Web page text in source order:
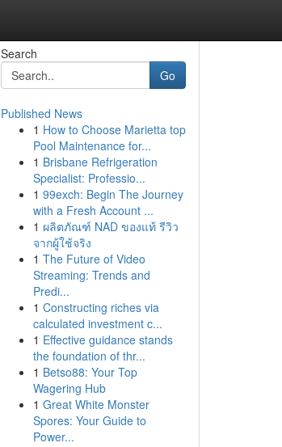
Search
Go
Published News
1 How to Choose Marietta top
Pool Maintenance for...
1 Brisbane Refrigeration
Specialist: Professio...
1 99exch: Begin The Journey
with a Fresh Account ...
1 ผลิตภัณฑ์ NAD ของแท้ รีวิว
จากผู้ใช้จริง
1 The Future of Video
Streaming: Trends and
Predi...
1 Constructing riches via
calculated investment c...
1 Effective guidance stands
the foundation of thr...
1 Betso88: Your Top
Wagering Hub
1 Great White Monster
Spores: Your Guide to
Power...